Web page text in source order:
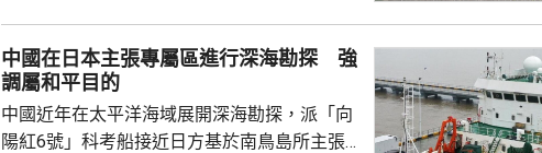
拓產品實施網絡安全審查。 商務部昨日宣布對
美國採取5項反制措施，包括加強無人機相關
兩用物項對出口管...
中國在日本主張專屬區進行深海勘探 強
調屬和平目的
中國近年在太平洋海域展開深海勘探，派「向
陽紅6號」科考船接近日方基於南鳥島所主張